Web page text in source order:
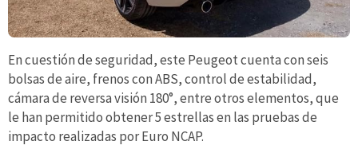
En cuestión de seguridad, este Peugeot cuenta con seis
bolsas de aire, frenos con ABS, control de estabilidad,
cámara de reversa visión 180°, entre otros elementos, que
le han permitido obtener 5 estrellas en las pruebas de
impacto realizadas por Euro NCAP.